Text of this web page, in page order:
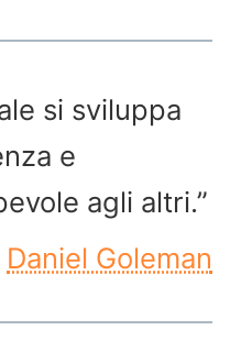
si sviluppa
e
agli altri.”
Daniel Goleman